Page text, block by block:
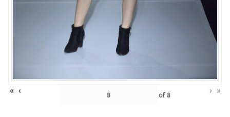
« ‹ of 8 › »